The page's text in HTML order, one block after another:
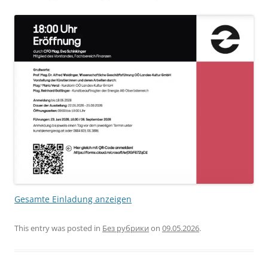
Gesamte Einladung anzeigen
This entry was posted in Без рубрики on 09.05.2026.